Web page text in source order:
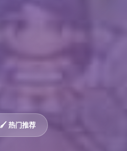
🖌️ 热门推荐